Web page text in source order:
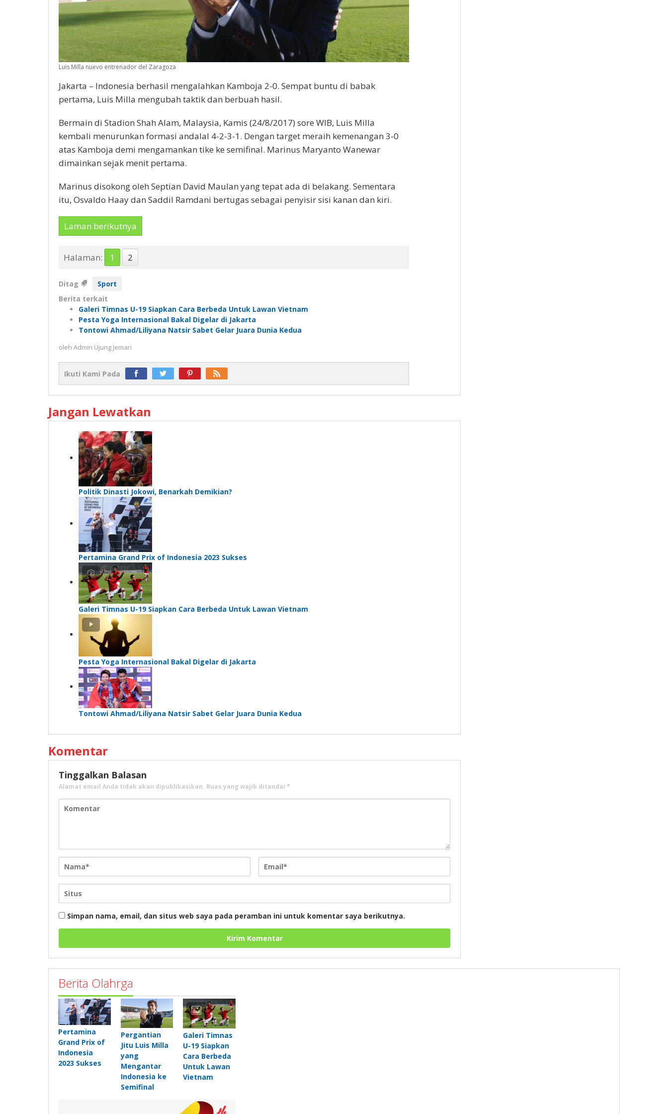
Luis Milla nuevo entrenador del Zaragoza
Jakarta – Indonesia berhasil mengalahkan Kamboja 2-0. Sempat buntu di babak
pertama, Luis Milla mengubah taktik dan berbuah hasil.
Bermain di Stadion Shah Alam, Malaysia, Kamis (24/8/2017) sore WIB, Luis Milla
kembali menurunkan formasi andalal 4-2-3-1. Dengan target meraih kemenangan 3-0
atas Kamboja demi mengamankan tike ke semifinal. Marinus Maryanto Wanewar
dimainkan sejak menit pertama.
Marinus disokong oleh Septian David Maulan yang tepat ada di belakang. Sementara
itu, Osvaldo Haay dan Saddil Ramdani bertugas sebagai penyisir sisi kanan dan kiri.
Laman berikutnya
Halaman: 1 2
Ditag
Sport
Berita terkait
Galeri Timnas U-19 Siapkan Cara Berbeda Untuk Lawan Vietnam
Pesta Yoga Internasional Bakal Digelar di Jakarta
Tontowi Ahmad/Liliyana Natsir Sabet Gelar Juara Dunia Kedua
oleh Admin Ujung Jemari
Ikuti Kami Pada
Jangan Lewatkan
Politik Dinasti Jokowi, Benarkah Demikian?
Pertamina Grand Prix of Indonesia 2023 Sukses
Galeri Timnas U-19 Siapkan Cara Berbeda Untuk Lawan Vietnam
Pesta Yoga Internasional Bakal Digelar di Jakarta
Tontowi Ahmad/Liliyana Natsir Sabet Gelar Juara Dunia Kedua
Komentar
Tinggalkan Balasan
Alamat email Anda tidak akan dipublikasikan. Ruas yang wajib ditandai *
Simpan nama, email, dan situs web saya pada peramban ini untuk komentar saya berikutnya.
Berita Olahrga
Pertamina
Grand Prix of
Indonesia
2023 Sukses
Pergantian
Jitu Luis Milla
yang
Mengantar
Indonesia ke
Semifinal
Galeri Timnas
U-19 Siapkan
Cara Berbeda
Untuk Lawan
Vietnam